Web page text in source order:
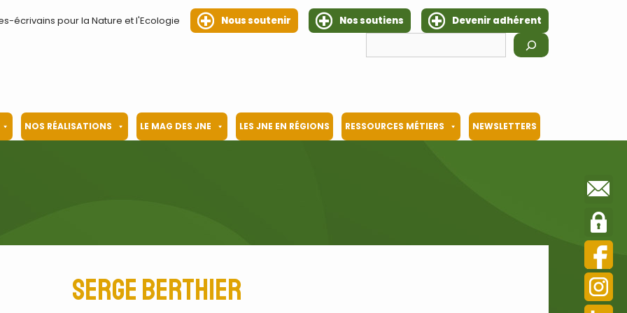
écrivains pour la Nature et l'Ecologie Nous soutenir Nos soutiens
Devenir adhérent
NOS RÉALISATIONS LE MAG DES JNE LES JNE EN RÉGIONS RESSOURCES MÉTIERS NEWSLETTERS
Serge Berthier